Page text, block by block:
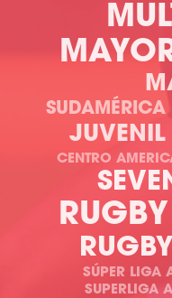
SUDAMÉRICA
JUVENIL
CENTRO
SÚPER LIGA
SUPERLIGA